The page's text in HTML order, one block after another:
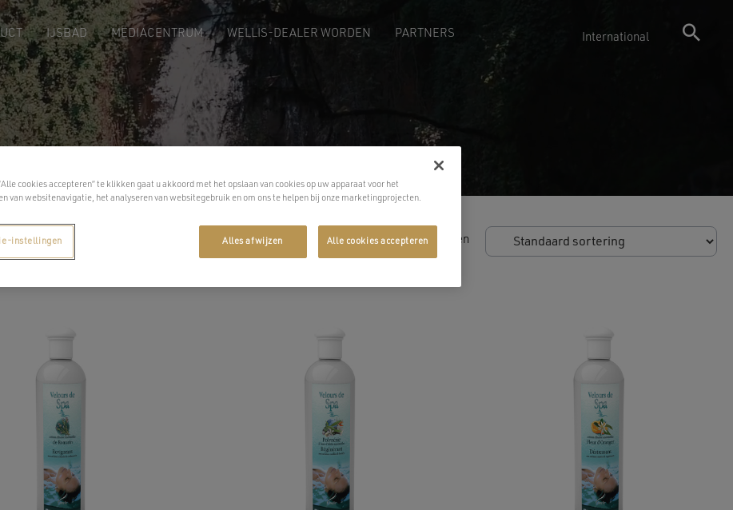
IJSBAD MEDIACENTRUM WELLIS-DEALER WORDEN PARTNERS International
Toont alle 6 resultaten
cookies accepteren” te klikken gaat u akkoord met het opslaan van cookies op uw apparaat voor het
van websitenavigatie, het analyseren van websitegebruik en om ons te helpen bij onze marketingprojecten.
Alles afwijzen Alle cookies accepteren
instellingen